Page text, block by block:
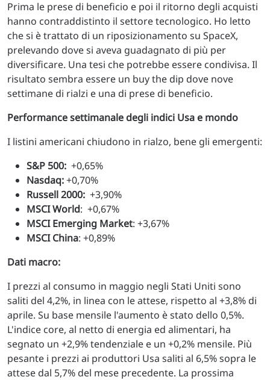
Prima le prese di beneficio e poi il ritorno degli acquisti
hanno contraddistinto il settore tecnologico. Ho letto
che si è trattato di un riposizionamento su SpaceX,
prelevando dove si aveva guadagnato di più per
diversificare. Una tesi che potrebbe essere condivisa. Il
risultato sembra essere un buy the dip dove nove
settimane di rialzi e una di prese di beneficio.
Performance settimanale degli indici Usa e mondo
I listini americani chiudono in rialzo, bene gli emergenti:
S&P 500: +0,65%
Nasdaq:+0,70%
Russell 2000: +3,90%
MSCI World: +0,67%
MSCI Emerging Market: +3,67%
MSCI China: +0,89%
Dati macro:
I prezzi al consumo in maggio negli Stati Uniti sono
saliti del 4,2%, in linea con le attese, rispetto al +3,8% di
aprile. Su base mensile l'aumento è stato dello 0,5%.
L'indice core, al netto di energia ed alimentari, ha
segnato un +2,9% tendenziale e un +0,2% mensile. Più
pesante i prezzi ai produttori Usa saliti al 6,5% sopra le
attese dal 5,7% del mese precedente. La prossima